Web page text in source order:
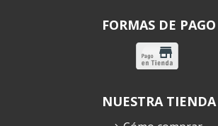
FORMAS DE PAGO
NUESTRA TIENDA